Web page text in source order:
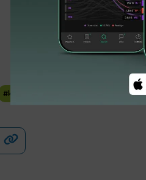
#komisaris utama #PT Damai